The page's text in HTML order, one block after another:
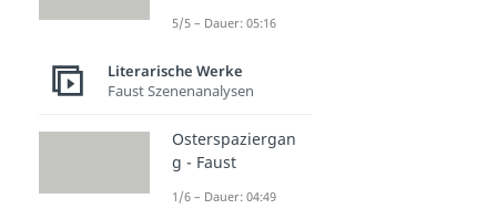
5/5 – Dauer: 05:16
Literarische Werke
Faust Szenenanalysen
Osterspaziergan
g - Faust
1/6 – Dauer: 04:49